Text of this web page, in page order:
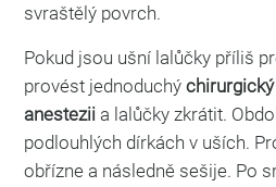
svraštělý povrch.
Pokud jsou ušní lalůčky příliš
provést jednoduchý
anestezii a lalůčky zkrátit.
podlouhlých dírkách v uších.
obřízne a následně sešije. Po